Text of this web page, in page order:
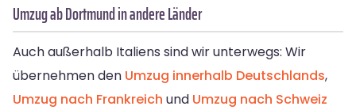
Umzug ab Dortmund in andere Länder
Auch außerhalb Italiens sind wir unterwegs: Wir
übernehmen den Umzug innerhalb Deutschlands,
Umzug nach Frankreich und Umzug nach Schweiz